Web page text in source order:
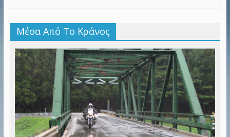
Μέσα Από Το Κράνος